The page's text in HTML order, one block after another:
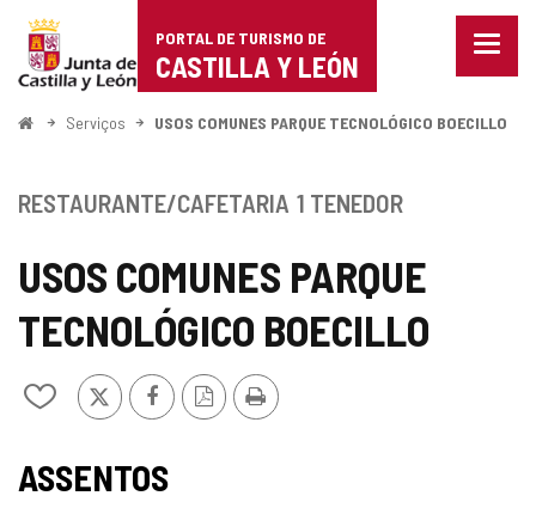
Portal
de
Turismo
Castilla
León
PORTAL DE TURISMO DE
CASTILLA Y LEÓN
Menu
ComeçoServiços USOS COMUNES PARQUE TECNOLÓGICO BOECILLO
USOS COMUNES PARQUE
TECNOLÓGICO BOECILLO
Adicionar
de
meus
x FacebookVersão
PDF
Imprimir
RESTAURANTE/CAFETARIA 1 TENEDOR
ASSENTOS